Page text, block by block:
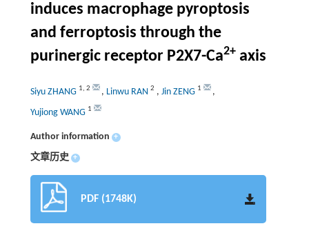
induces macrophage pyroptosis
and ferroptosis through the
purinergic receptor P2X7-Ca2+axis
Siyu ZHANG 1, 2 , Linwu RAN 2 , Jin ZENG 1
,
Yujiong WANG 1
Author information +
文章历史 +
PDF (1748K)